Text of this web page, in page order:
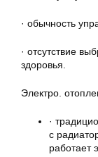
· обычность
· отсутствие
здоровья.
Электро.
·
с
работает